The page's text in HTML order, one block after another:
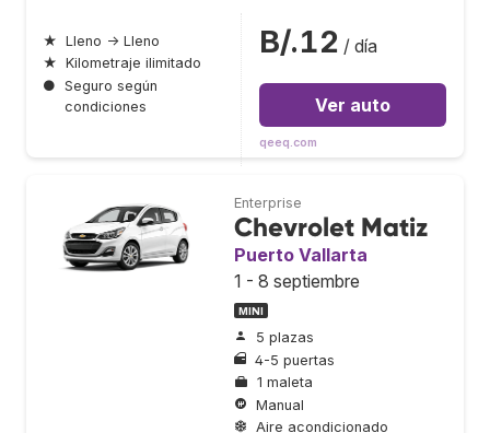
★ Lleno → Lleno
★ Kilometraje ilimitado
● Seguro según
condiciones
B/.12 / día
Ver auto
qeeq.com
Enterprise
Chevrolet Matiz
Puerto Vallarta
1 - 8 septiembre
MINI
5 plazas
4-5 puertas
1 maleta
Manual
Aire acondicionado